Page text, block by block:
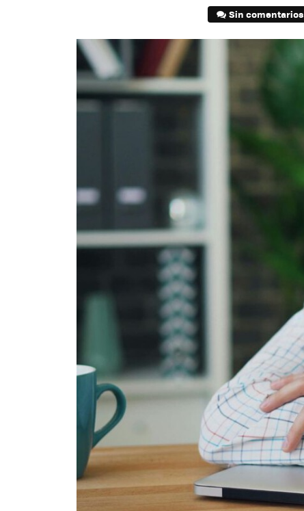
Sin comentarios